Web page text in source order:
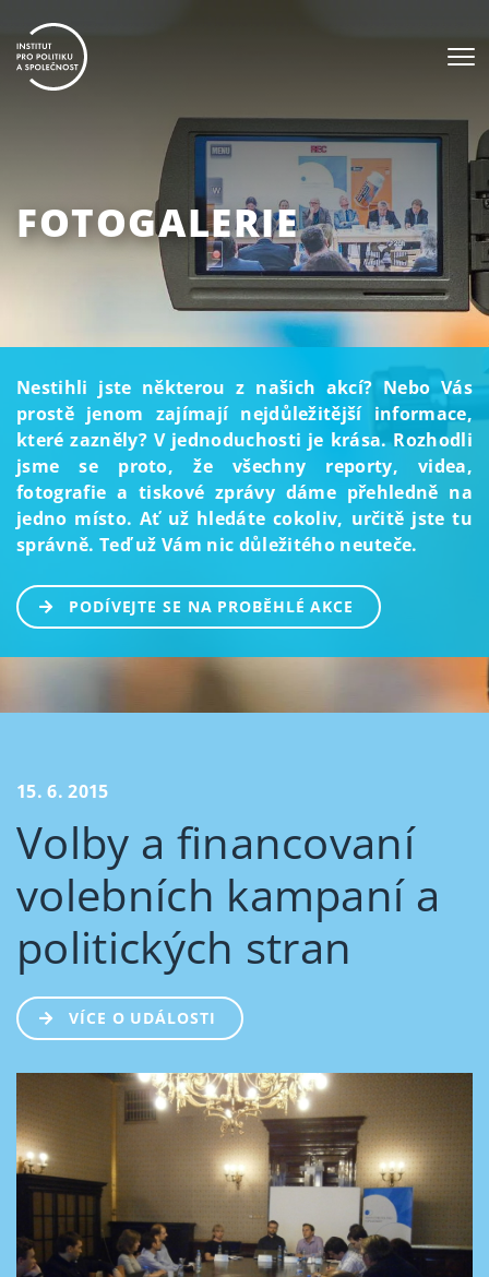
FOTOGALERIE
Nestihli jste některou z našich akcí? Nebo Vás
prostě jenom zajímají nejdůležitější informace,
které zazněly? V jednoduchosti je krása. Rozhodli
jsme se proto, že všechny reporty, videa,
fotografie a tiskové zprávy dáme přehledně na
jedno místo. Ať už hledáte cokoliv, určitě jste tu
správně. Teď už Vám nic důležitého neuteče.
PODÍVEJTE SE NA PROBĚHLÉ AKCE
15. 6. 2015
Volby a financovaní
volebních kampaní a
politických stran
VÍCE O UDÁLOSTI